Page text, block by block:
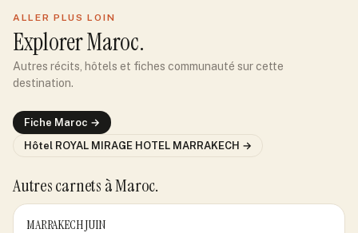
ALLER PLUS LOIN
ExplorerMaroc.
Autres récits, hôtels et fiches communauté sur cette
destination.
Fiche Maroc →
Hôtel ROYAL MIRAGE HOTEL MARRAKECH →
Autres carnets à Maroc.
MARRAKECH JUIN